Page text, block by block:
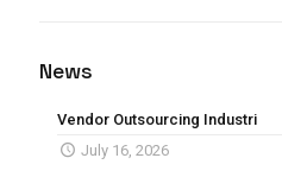
News
Vendor Outsourcing Industri
July 16, 2026